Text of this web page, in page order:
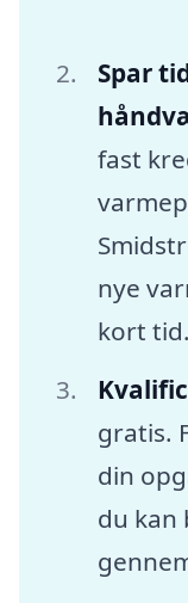
Spar
fast
nye
kort tid.
gratis.
din
du kan